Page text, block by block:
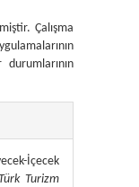
Çalışma
İçecek
Turizm